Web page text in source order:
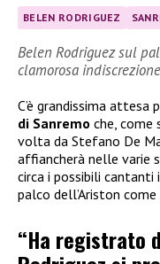
BELEN RODRIGUEZ
Belen Rodriguez sul
clamorosa indiscrezione
C’è grandissima attesa
di Sanremo che, come
volta da Stefano De
affiancherà nelle varie
circa i possibili cantanti
palco dell’Ariston
“Ha registrato